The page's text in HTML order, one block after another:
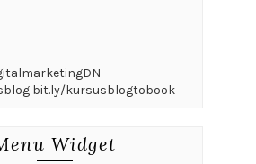
bit.ly/kursusblogtobook
Widget